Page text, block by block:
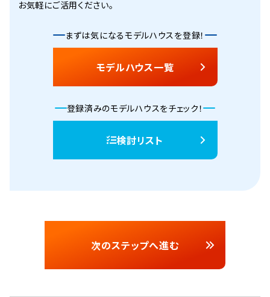
お気軽にご活用ください。
まずは気になるモデルハウスを登録！
モデルハウス一覧
登録済みのモデルハウスをチェック！
検討リスト
次のステップへ進む